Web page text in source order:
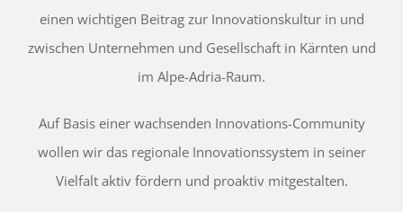
einen wichtigen Beitrag zur Innovationskultur in und
zwischen Unternehmen und Gesellschaft in Kärnten und
im Alpe-Adria-Raum.
Auf Basis einer wachsenden Innovations-Community
wollen wir das regionale Innovationssystem in seiner
Vielfalt aktiv fördern und proaktiv mitgestalten.